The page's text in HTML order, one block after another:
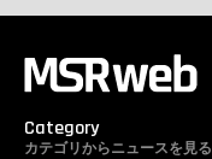
Category
カテゴリからニュースを見る